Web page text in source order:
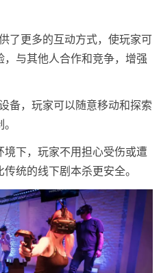
了更多的互动方式，使玩家可
与其他人合作和竞争，增强
备，玩家可以随意移动和探索
境下，玩家不用担心受伤或遭
统的线下剧本杀更安全。